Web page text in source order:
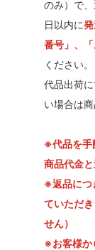
のみ）で
日以内に
番号」、
ください。
代品出荷
い場合は
※代品を手
商品代金
※返品につ
ていただ
せん）
※お客様か